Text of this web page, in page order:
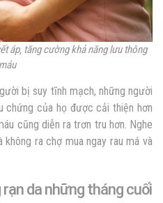
áp, tăng cường khả năng lưu thông
máu
bị suy tĩnh mạch, những người
chứng của họ được cải thiện hơn
cũng diễn ra trơn tru hơn. Nghe
ra chợ mua ngay rau má và
da những tháng cuối